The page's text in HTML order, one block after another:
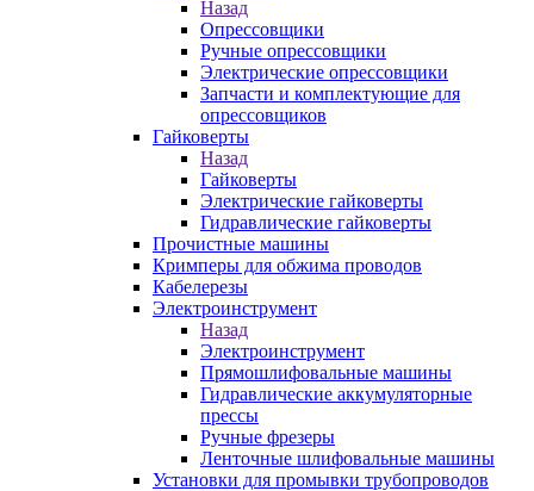
Назад
Опрессовщики
Ручные опрессовщики
Электрические опрессовщики
Запчасти и комплектующие для
опрессовщиков
Гайковерты
Назад
Гайковерты
Электрические гайковерты
Гидравлические гайковерты
Прочистные машины
Кримперы для обжима проводов
Кабелерезы
Электроинструмент
Назад
Электроинструмент
Прямошлифовальные машины
Гидравлические аккумуляторные
прессы
Ручные фрезеры
Ленточные шлифовальные машины
Установки для промывки трубопроводов